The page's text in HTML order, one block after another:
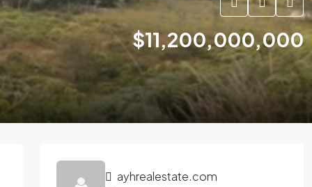
$11,200,000,000
ayhrealestate.com